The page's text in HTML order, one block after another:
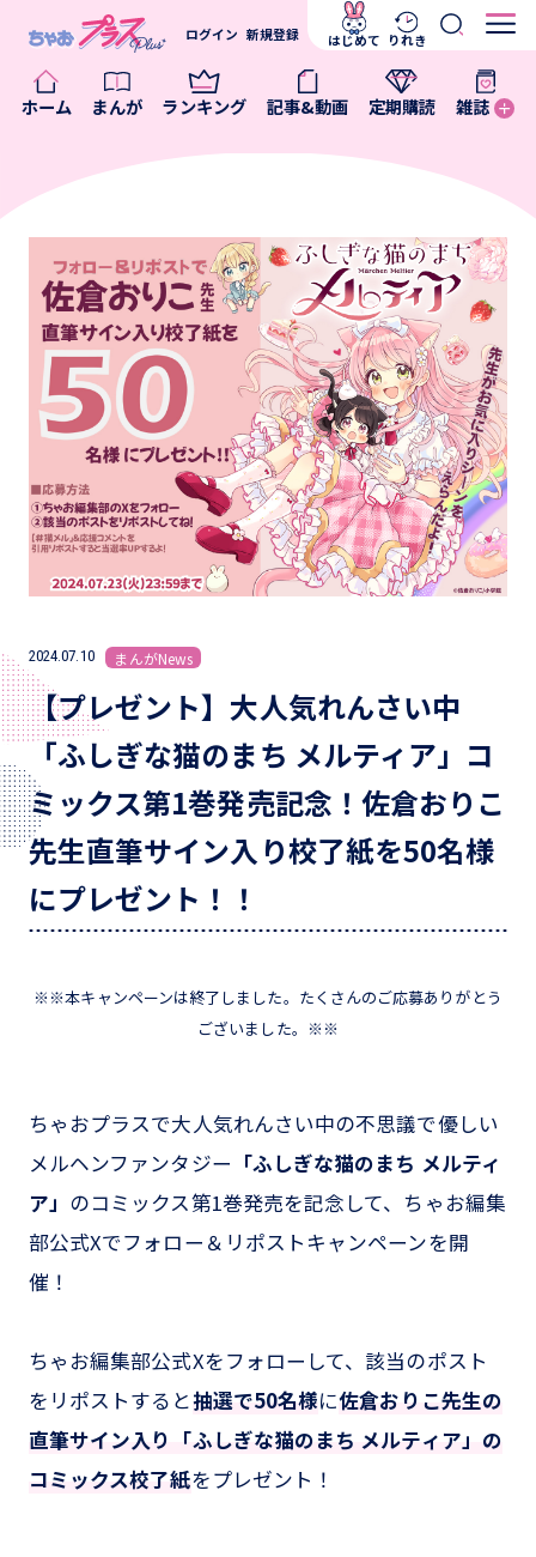
ホーム まんが ランキング 記事&動画 定期購読 雑誌
ログイン 新規登録 はじめて りれき
2024.07.10 まんがNews
【プレゼント】大人気れんさい中
「ふしぎな猫のまち メルティア」コ
ミックス第1巻発売記念！佐倉おりこ
先生直筆サイン入り校了紙を50名様
にプレゼント！！
※※本キャンペーンは終了しました。たくさんのご応募ありがとう
ございました。※※
ちゃおプラスで大人気れんさい中の不思議で優しい
メルヘンファンタジー 「ふしぎな猫のまち メルティ
ア」 のコミックス第1巻発売を記念して、ちゃお編集
部公式Xでフォロー＆リポストキャンペーンを開
催！
ちゃお編集部公式Xをフォローして、該当のポスト
をリポストすると抽選で50名様に佐倉おりこ先生の
直筆サイン入り「ふしぎな猫のまち メルティア」の
コミックス校了紙をプレゼント！